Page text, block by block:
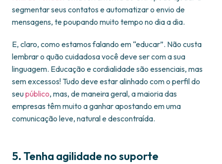
segmentar seus contatos e automatizar o envio de
mensagens, te poupando muito tempo no dia a dia.
E, claro, como estamos falando em “educar”. Não custa
lembrar o quão cuidadosa você deve ser com a sua
linguagem. Educação e cordialidade são essenciais, mas
sem excessos! Tudo deve estar alinhado com o perfil do
seupúblico, mas, de maneira geral, a maioria das
empresas têm muito a ganhar apostando em uma
comunicação leve, natural e descontraída.
5. Tenha agilidade no suporte